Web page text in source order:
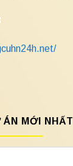
ÁN MỚI NHẤT